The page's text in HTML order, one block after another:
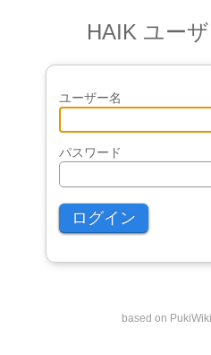
HAIK ユー
ユーザー名
パスワード
based on